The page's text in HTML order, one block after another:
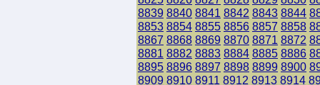
8839 8840 8841 8842 8843 8844
8853 8854 8855 8856 8857 8858
8867 8868 8869 8870 8871 8872
8881 8882 8883 8884 8885 8886
8895 8896 8897 8898 8899 8900
8909 8910 8911 8912 8913 8914